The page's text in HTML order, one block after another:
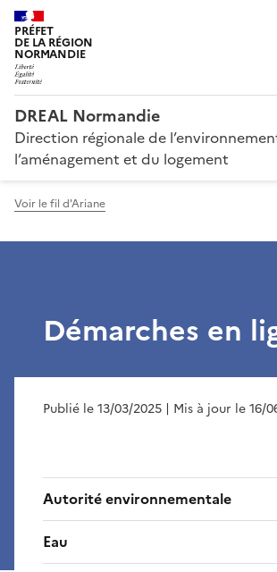
PRÉFET
DE LA RÉGION
NORMANDIE
DREAL Normandie
Direction régionale de
l’aménagement et du logement
Voir le fil d'Ariane
Démarches en
Publié le 13/03/2025 | Mis à jour le 16/
Autorité environnementale
Eau